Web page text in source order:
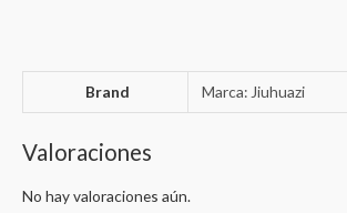
Brand Marca: Jiuhuazi
Valoraciones
No hay valoraciones aún.